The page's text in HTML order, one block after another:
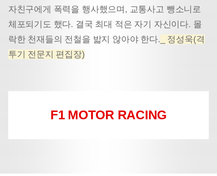
자친구에게 폭력을 행사했으며, 교통사고 뺑소니로
체포되기도 했다. 결국 최대 적은 자기 자신이다. 몰
락한 천재들의 전철을 밟지 않아야 한다. _ 정성욱(격
투기 전문지 편집장)
F1 MOTOR RACING